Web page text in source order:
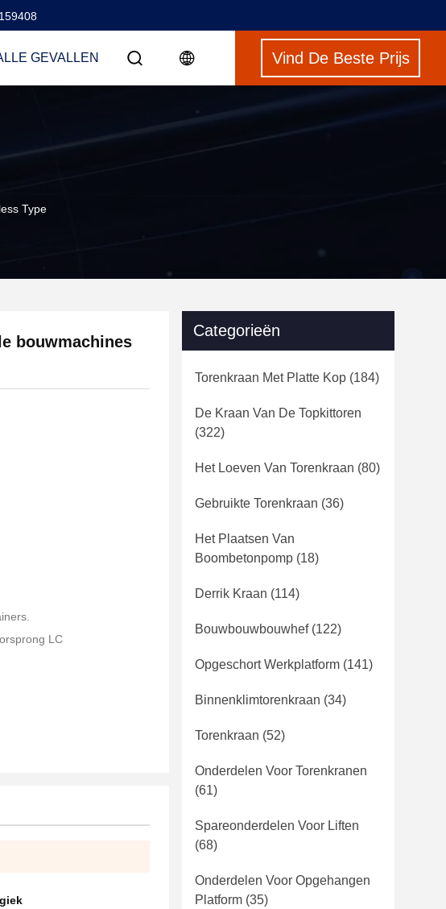
GEVALLEN Vind De Beste Prijs
Type
bouwmachines
LC
Categorieën
Torenkraan Met Platte Kop (184)
De Kraan Van De Topkittoren
(322)
Het Loeven Van Torenkraan (80)
Gebruikte Torenkraan (36)
Het Plaatsen Van
Boombetonpomp (18)
Derrik Kraan (114)
Bouwbouwbouwhef(122)
Opgeschort Werkplatform (141)
Binnenklimtorenkraan (34)
Torenkraan (52)
Onderdelen Voor Torenkranen
(61)
Spareonderdelen Voor Liften
(68)
Onderdelen Voor Opgehangen
Platform (35)